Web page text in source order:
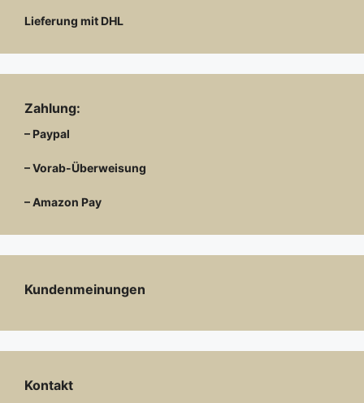
Lieferung mit DHL
Zahlung:
– Paypal
– Vorab-Überweisung
– Amazon Pay
Kundenmeinungen
Kontakt